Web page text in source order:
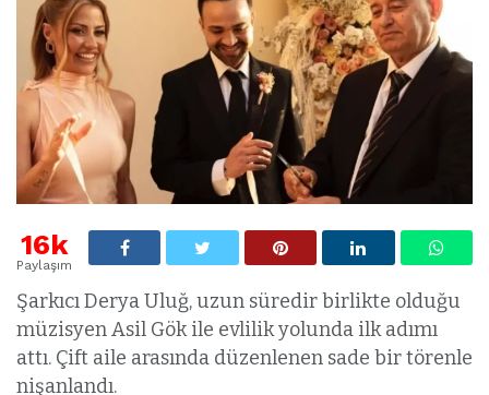
16k
Paylaşım
Şarkıcı Derya Uluğ, uzun süredir birlikte olduğu
müzisyen Asil Gök ile evlilik yolunda ilk adımı
attı. Çift aile arasında düzenlenen sade bir törenle
nişanlandı.